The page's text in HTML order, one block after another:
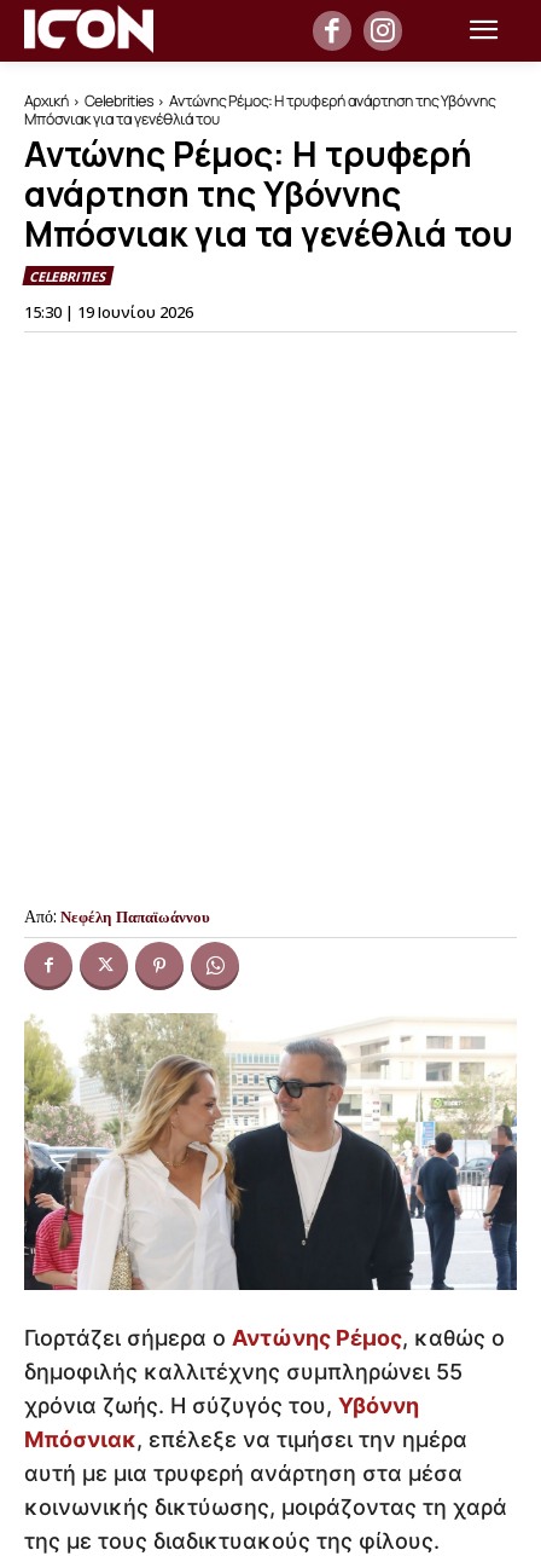
Αρχική Celebrities
Αντώνης Ρέμος: Η τρυφερή ανάρτηση της Υβόννης
Μπόσνιακ για τα γενέθλιά του
Αντώνης Ρέμος: Η τρυφερή
ανάρτηση της Υβόννης
Μπόσνιακ για τα γενέθλιά του
CELEBRITIES
15:30 | 19 Ιουνίου 2026
Από: Νεφέλη Παπαϊωάννου
Γιορτάζει σήμερα ο Αντώνης Ρέμος, καθώς ο
δημοφιλής καλλιτέχνης συμπληρώνει 55
χρόνια ζωής. Η σύζυγός του, Υβόννη
Μπόσνιακ, επέλεξε να τιμήσει την ημέρα
αυτή με μια τρυφερή ανάρτηση στα μέσα
κοινωνικής δικτύωσης, μοιράζοντας τη χαρά
της με τους διαδικτυακούς της φίλους.